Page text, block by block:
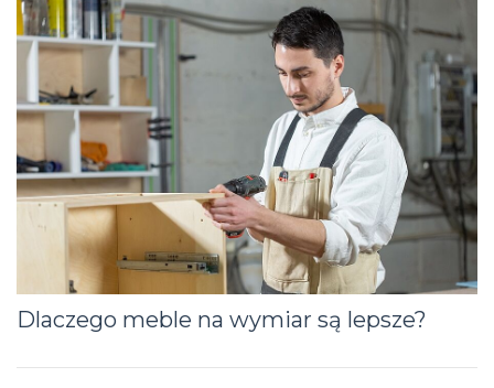
Dlaczego meble na wymiar są lepsze?